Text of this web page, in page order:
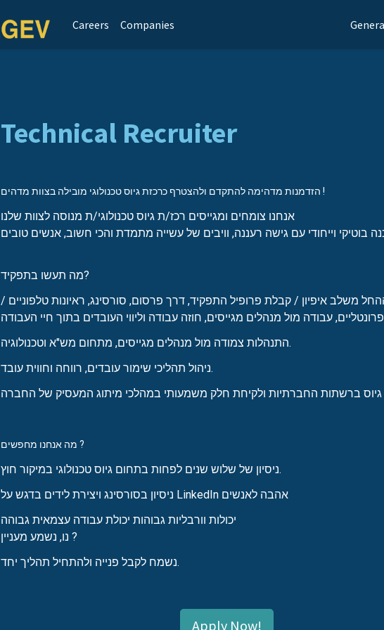
Careers Companies
Technical Recruiter
הזדמנות מדהימה להתקדם ולהצטרף כרכזת גיוס טכנולוגי מובילה בצוות מדהים !
אנחנו צומחים ומגייסים רכז/ת גיוס טכנולוגי/ת מנוסה לצוות שלנו
מה תעשו בתפקיד?
משלב איפיון / קבלת פרופיל התפקיד, דרך פרסום, סורסינג, ראיונות טלפוניים /
התנהלות צמודה מול מנהלים מגייסים, מתחום מש"א וטכנולוגיה.
ניהול תהליכי שימור עובדים, רווחה וחווית עובד.
מה אנחנו מחפשים ?
ניסיון של שלוש שנים לפחות בתחום גיוס טכנולוגי במיקור חוץ.
יכולות וורבליות גבוהות יכולת עבודה עצמאית גבוהה
נו, נשמע מעניין ?
נשמח לקבל פנייה ולהתחיל תהליך יחד.
Apply Now!